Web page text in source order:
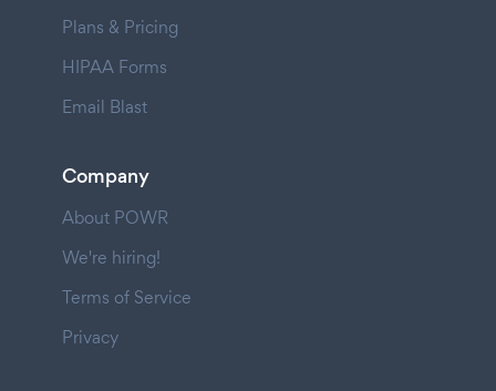
Plans & Pricing
HIPAA Forms
Email Blast
Company
About POWR
We're hiring!
Terms of Service
Privacy